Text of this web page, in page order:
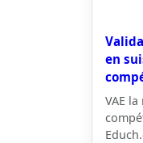
en
VAE